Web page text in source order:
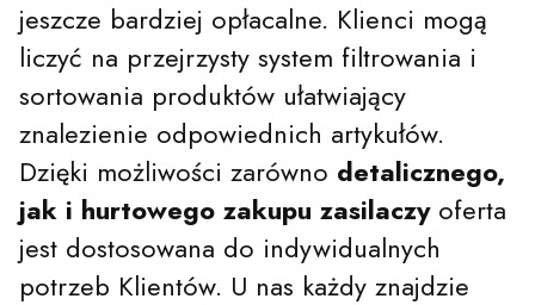
jeszcze bardziej opłacalne. Klienci mogą
liczyć na przejrzysty system filtrowania i
sortowania produktów ułatwiający
znalezienie odpowiednich artykułów.
Dzięki możliwości zarówno detalicznego,
jak i hurtowego zakupu zasilaczyoferta
jest dostosowana do indywidualnych
potrzeb Klientów. U nas każdy znajdzie